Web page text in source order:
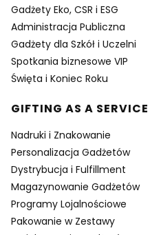
Gadżety Eko, CSR i ESG
Administracja Publiczna
Gadżety dla Szkół i Uczelni
Spotkania biznesowe VIP
Święta i Koniec Roku
GIFTING AS A SERVICE
Nadruki i Znakowanie
Personalizacja Gadżetów
Dystrybucja i Fulfillment
Magazynowanie Gadżetów
Programy Lojalnościowe
Pakowanie w Zestawy